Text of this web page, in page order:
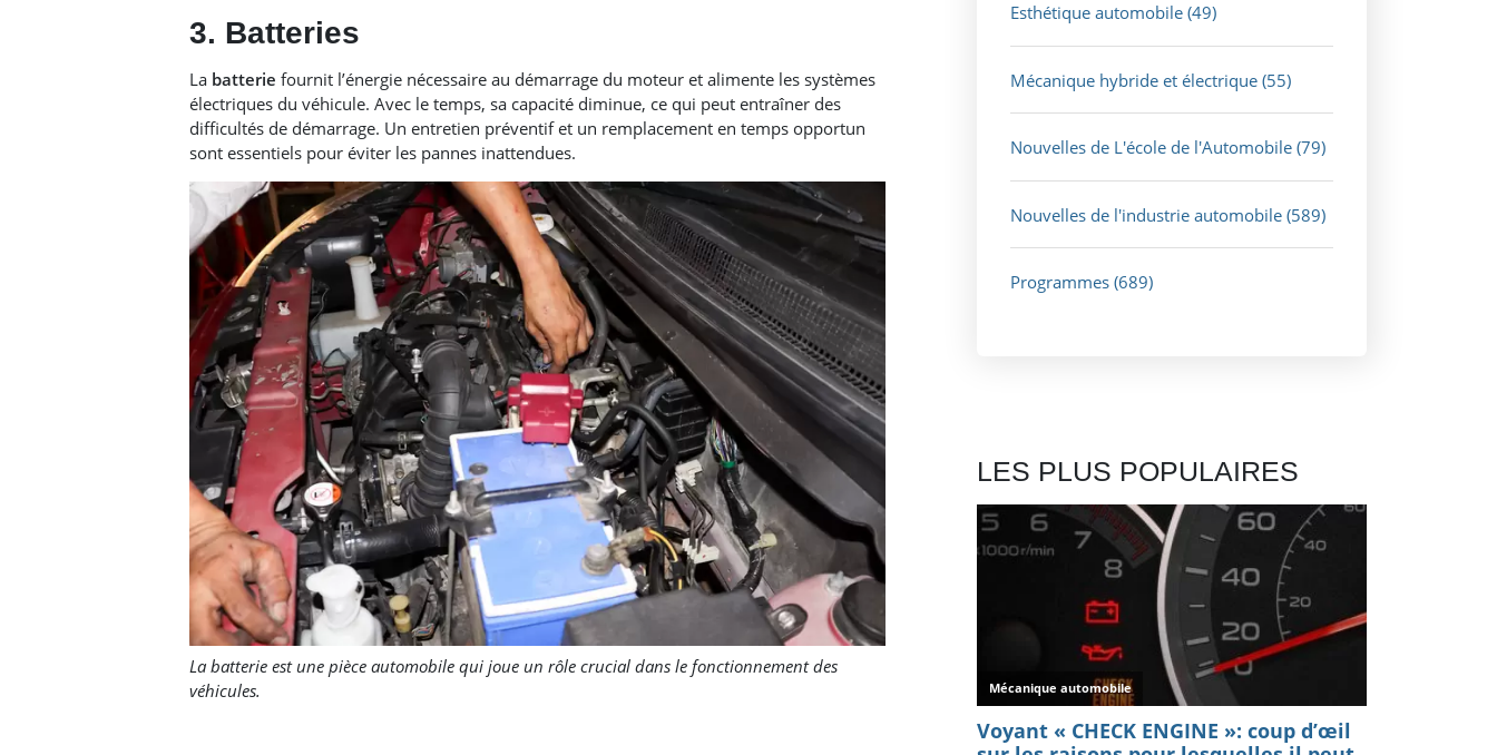
3. Batteries
La batterie fournit l’énergie nécessaire au démarrage du moteur et alimente les systèmes
électriques du véhicule. Avec le temps, sa capacité diminue, ce qui peut entraîner des
difficultés de démarrage. Un entretien préventif et un remplacement en temps opportun
sont essentiels pour éviter les pannes inattendues.​
La batterie est une pièce automobile qui joue un rôle crucial dans le fonctionnement des
véhicules.
Esthétique automobile (49)
Mécanique hybride et électrique (55)
Nouvelles de L'école de l'Automobile (79)
Nouvelles de l'industrie automobile (589)
Programmes (689)
LES PLUS POPULAIRES